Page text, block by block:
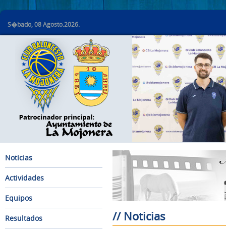
S�bado, 08 Agosto.2026.
Noticias
Actividades
Equipos
Resultados // Noticias